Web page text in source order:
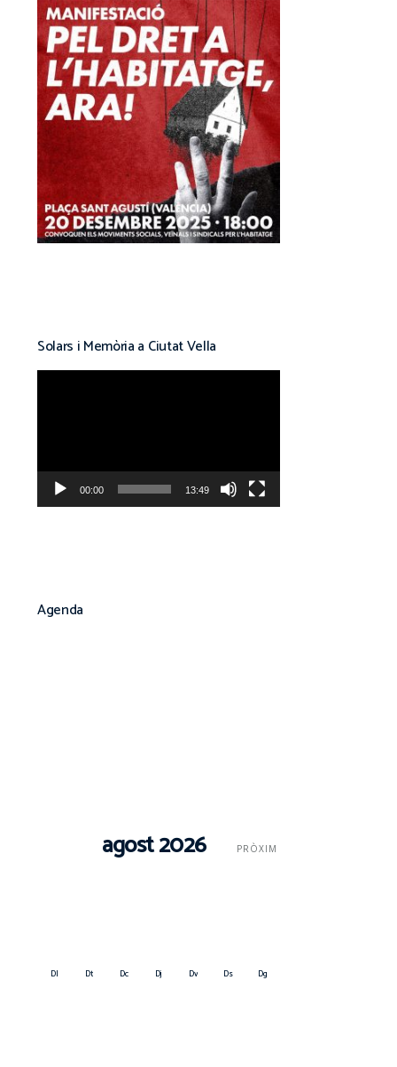
Solars i Memòria a Ciutat Vella
00:00 13:49
Agenda
agost 2026 PRÒXIM
Dl Dt Dc Dj Dv Ds Dg